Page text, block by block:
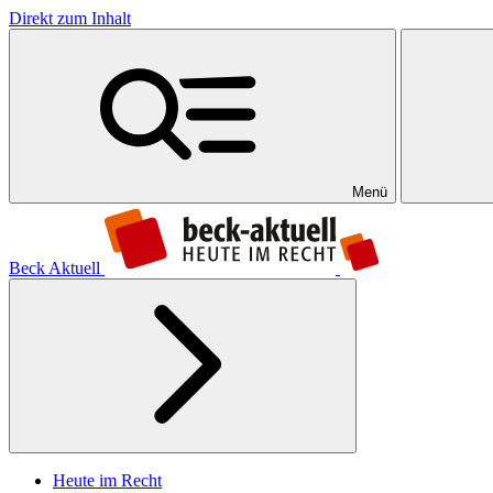
Direkt zum Inhalt
Menü
Beck Aktuell
Heute im Recht